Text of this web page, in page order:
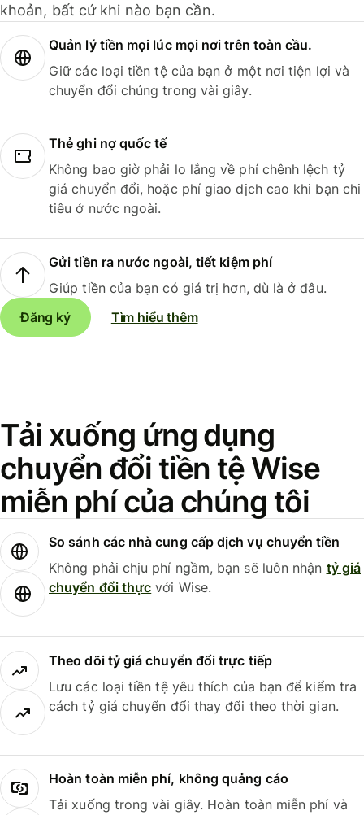
khoản, bất cứ khi nào bạn cần.
Quản lý tiền mọi lúc mọi nơi trên toàn cầu.
Giữ các loại tiền tệ của bạn ở một nơi tiện lợi và
chuyển đổi chúng trong vài giây.
Thẻ ghi nợ quốc tế
Không bao giờ phải lo lắng về phí chênh lệch tỷ
giá chuyển đổi, hoặc phí giao dịch cao khi bạn chi
tiêu ở nước ngoài.
Gửi tiền ra nước ngoài, tiết kiệm phí
Giúp tiền của bạn có giá trị hơn, dù là ở đâu.
Đăng ký
Tìm hiểu thêm
Tải xuống ứng dụng
chuyển đổi tiền tệ Wise
miễn phí của chúng tôi
So sánh các nhà cung cấp dịch vụ chuyển tiền
Không phải chịu phí ngầm, bạn sẽ luôn nhận tỷ giá
chuyển đổi thực với Wise.
Theo dõi tỷ giá chuyển đổi trực tiếp
Lưu các loại tiền tệ yêu thích của bạn để kiểm tra
cách tỷ giá chuyển đổi thay đổi theo thời gian.
Hoàn toàn miễn phí, không quảng cáo
Tải xuống trong vài giây. Hoàn toàn miễn phí và